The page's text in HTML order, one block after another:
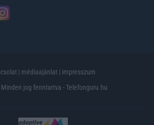
| médiaajánlat | impresszum
jog fenntartva - Telefonguru.hu